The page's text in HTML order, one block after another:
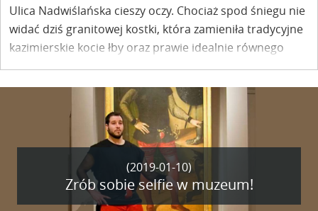
Ulica Nadwiślańska cieszy oczy. Chociaż spod śniegu nie
widać dziś granitowej kostki, która zamieniła tradycyjne
kazimierskie kocie łby oraz prawie idealnie równego
chodnika, po którym można bez obaw ciągnąć walizki
jak po płycie lotniska, to jednak to miejsce zmieniło się
diametralnie, zarówno w części przy Batorym jak i tej,
przy Zespole Szkół im. Jana Koszczyca Witkiewicza.
Pojawiły się tu nawet pierwsze w Kazimierzu światła,
zwracające uwagę kierowców na przejście dla pieszych
przy budynku poczty.
(2019-01-10)
Zrób sobie selfie w muzeum!